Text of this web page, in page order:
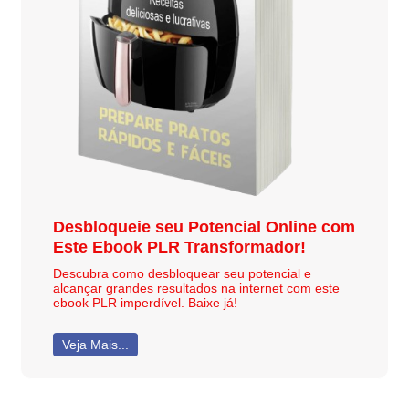
Desbloqueie seu Potencial Online com
Este Ebook PLR Transformador!
Descubra como desbloquear seu potencial e
alcançar grandes resultados na internet com este
ebook PLR imperdível. Baixe já!
Veja Mais...